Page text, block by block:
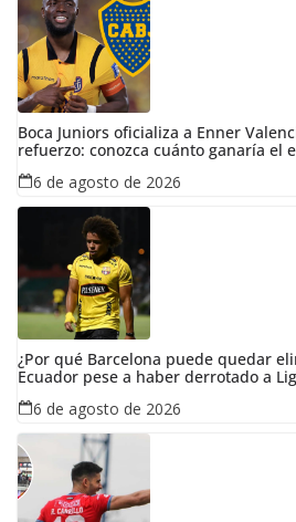
Boca Juniors oficializa a Enner
refuerzo: conozca cuánto ganaría el
6 de agosto de 2026
¿Por qué Barcelona puede quedar
Ecuador pese a haber derrotado a
6 de agosto de 2026